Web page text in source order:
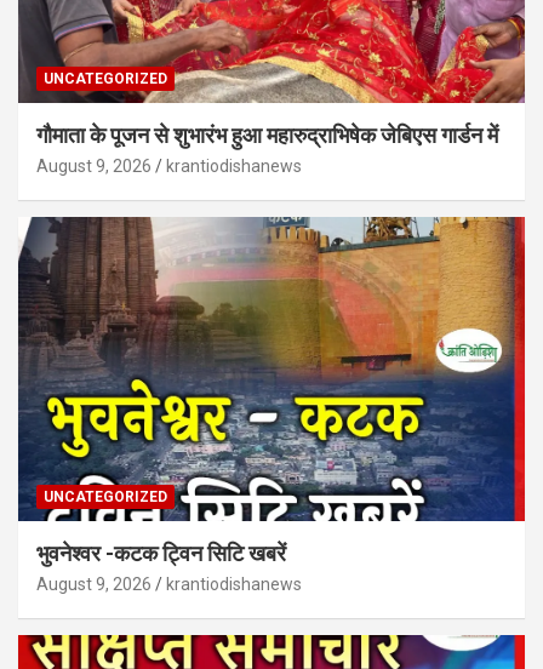
UNCATEGORIZED
गौमाता के पूजन से शुभारंभ हुआ महारुद्राभिषेक जेबिएस गार्डन में
August 9, 2026 krantiodishanews
UNCATEGORIZED
भुवनेश्वर -कटक ट्विन सिटि खबरें
August 9, 2026 krantiodishanews